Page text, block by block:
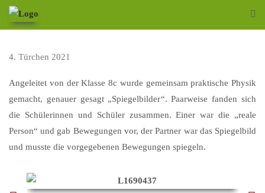
4. Türchen 2021
Angeleitet von der Klasse 8c wurde gemeinsam praktische Physik
gemacht, genauer gesagt „Spiegelbilder“. Paarweise fanden sich
die Schülerinnen und Schüler zusammen. Einer war die „reale
Person“ und gab Bewegungen vor, der Partner war das Spiegelbild
und musste die vorgegebenen Bewegungen spiegeln.